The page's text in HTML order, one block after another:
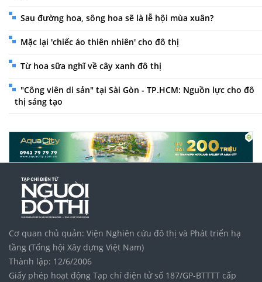
Sau đường hoa, sông hoa sẽ là lễ hội mùa xuân?
Mặc lại 'chiếc áo thiên nhiên' cho đô thị
Từ hoa sữa nghĩ về cây xanh đô thị
"Công viên di sản" tại Sài Gòn - TP.HCM: Nguồn lực cho đô
thị sáng tạo
Cơ quan chủ quản: Viện Nghiên cứu đô thị và Phát triển hạ
tầng (Tổng hội Xây dựng Việt Nam)
Thành lập: 12/6/2006
Giấy phép hoạt động Tạp chí điện tử số 187/GP-BTTTT cấp